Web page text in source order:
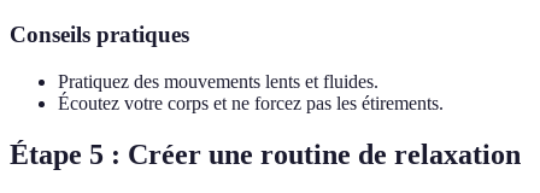
Conseils pratiques
Pratiquez des mouvements lents et fluides.
Écoutez votre corps et ne forcez pas les étirements.
Étape 5 : Créer une routine de relaxation